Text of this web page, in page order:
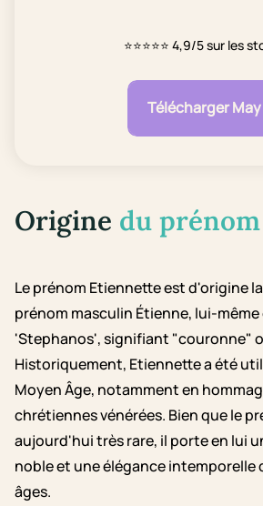
⭐⭐⭐⭐⭐ 4,9/5 sur les
Télécharger May
Origine du prénom
Le prénom Etiennette est d'origine
prénom masculin Étienne, lui-
'Stephanos', signifiant "couronne"
Historiquement, Etiennette a été
Moyen Âge, notamment en
chrétiennes vénérées. Bien que le
aujourd'hui très rare, il porte en lui
noble et une élégance intemporelle
âges.